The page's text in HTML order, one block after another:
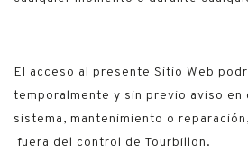
El acceso al presente Sitio Web
temporalmente y sin previo aviso en
sistema, mantenimiento o
fuera del control de Tourbillon.